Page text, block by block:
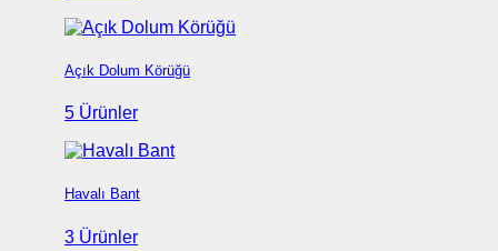
Açık Dolum Körüğü
5 Ürünler
Havalı Bant
3 Ürünler